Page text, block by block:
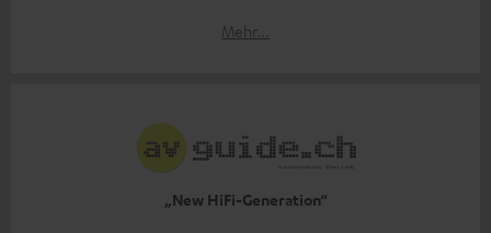
Mehr...
„New HiFi-Generation“